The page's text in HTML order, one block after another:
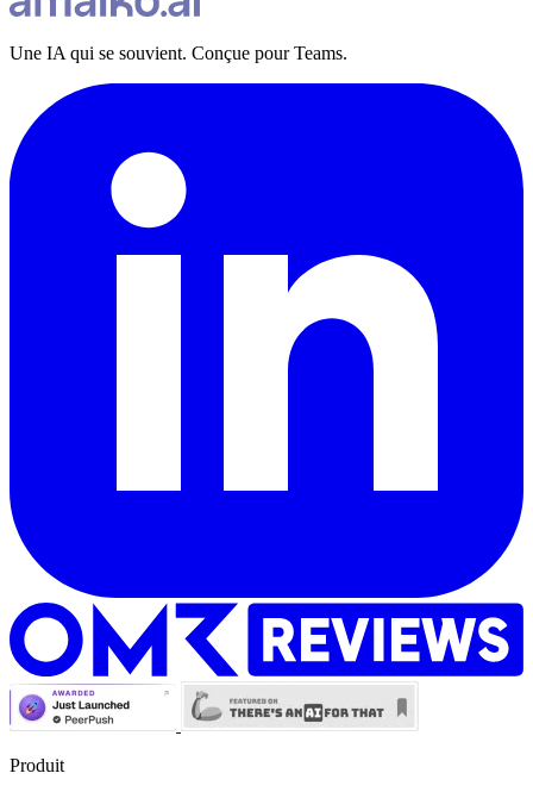
Une IA qui se souvient. Conçue pour Teams.
Produit